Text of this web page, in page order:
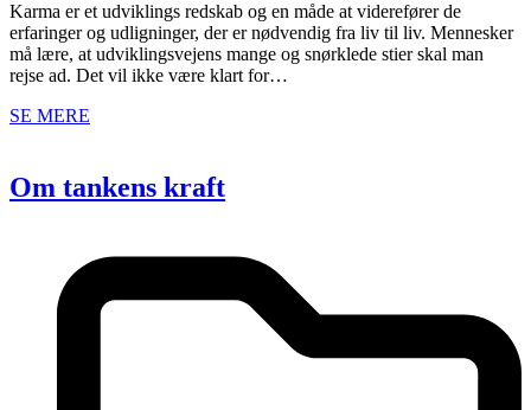
Karma er et udviklings redskab og en måde at viderefører de
erfaringer og udligninger, der er nødvendig fra liv til liv. Mennesker
må lære, at udviklingsvejens mange og snørklede stier skal man
rejse ad. Det vil ikke være klart for…
SE MERE
Om tankens kraft